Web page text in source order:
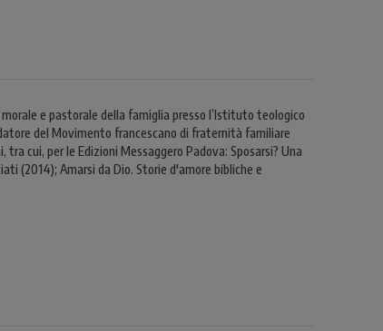
e pastorale della famiglia presso l’Istituto teologico
del Movimento francescano di fraternità familiare
cui, per le Edizioni Messaggero Padova: Sposarsi? Una
(2014); Amarsi da Dio. Storie d'amore bibliche e